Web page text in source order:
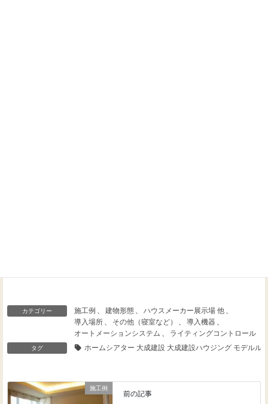
カテゴリー 施工例 建物形態 ハウスメーカー展示場 他
導入場所
その他（寝室など） 導入機器
オートメーションシステム
ライティングコントロール
タグ ホームシアター 大成建設 大成建設ハウジング モデルル
施工例
前の記事